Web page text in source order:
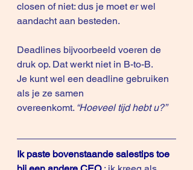
closen of niet: dus je moet er wel
aandacht aan besteden.
Deadlines bijvoorbeeld voeren de
druk op. Dat werkt niet in B-to-B.
Je kunt wel een deadline gebruiken
als je ze samen
overeenkomt. “Hoeveel tijd hebt u?”
Ik paste bovenstaande salestips toe